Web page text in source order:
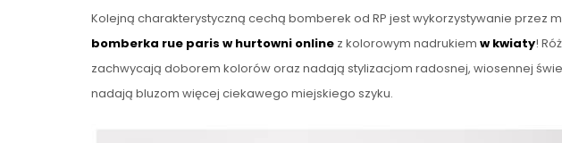
Kolejną charakterystyczną cechą bomberek od RP jest wykorzystywanie przez
bomberka rue paris w hurtowni online z kolorowym nadrukiem w kwiaty!
zachwycają doborem kolorów oraz nadają stylizacjom radosnej, wiosennej
nadają bluzom więcej ciekawego miejskiego szyku.